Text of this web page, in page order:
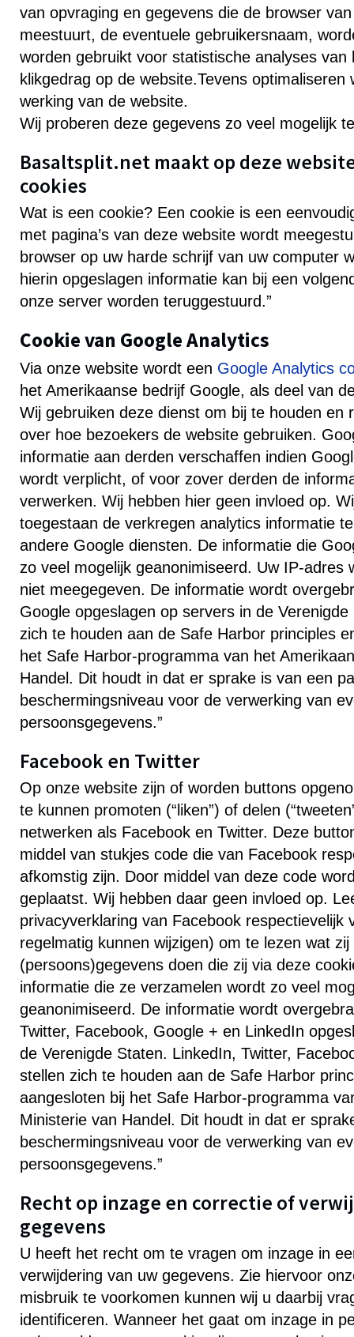
van opvraging en gegevens die de browser
meestuurt, de eventuele gebruikersnaam,
worden gebruikt voor statistische analyses van
klikgedrag op de website.Tevens optimaliseren
werking van de website.
Wij proberen deze gegevens zo veel mogelijk
Basaltsplit.net maakt op deze
cookies
Wat is een cookie? Een cookie is een
met pagina’s van deze website wordt
browser op uw harde schrijf van uw computer
hierin opgeslagen informatie kan bij een
onze server worden teruggestuurd.”
Cookie van Google Analytics
Via onze website wordt een Google Analytics
het Amerikaanse bedrijf Google, als deel van
Wij gebruiken deze dienst om bij te houden en
over hoe bezoekers de website gebruiken.
informatie aan derden verschaffen indien
wordt verplicht, of voor zover derden de
verwerken. Wij hebben hier geen invloed op.
toegestaan de verkregen analytics informatie
andere Google diensten. De informatie die
zo veel mogelijk geanonimiseerd. Uw IP-adres
niet meegegeven. De informatie wordt
Google opgeslagen op servers in de
zich te houden aan de Safe Harbor principles
het Safe Harbor-programma van het
Handel. Dit houdt in dat er sprake is van een
beschermingsniveau voor de verwerking van
persoonsgegevens.”
Facebook en Twitter
Op onze website zijn of worden buttons
te kunnen promoten (“liken”) of delen
netwerken als Facebook en Twitter. Deze
middel van stukjes code die van Facebook
afkomstig zijn. Door middel van deze code
geplaatst. Wij hebben daar geen invloed op.
privacyverklaring van Facebook respectievelijk
regelmatig kunnen wijzigen) om te lezen wat
(persoons)gegevens doen die zij via deze
informatie die ze verzamelen wordt zo veel
geanonimiseerd. De informatie wordt
Twitter, Facebook, Google + en LinkedIn
de Verenigde Staten. LinkedIn, Twitter,
stellen zich te houden aan de Safe Harbor
aangesloten bij het Safe Harbor-programma
Ministerie van Handel. Dit houdt in dat er
beschermingsniveau voor de verwerking van
persoonsgegevens.”
Recht op inzage en correctie of
gegevens
U heeft het recht om te vragen om inzage in
verwijdering van uw gegevens. Zie hiervoor
misbruik te voorkomen kunnen wij u daarbij
identificeren. Wanneer het gaat om inzage in